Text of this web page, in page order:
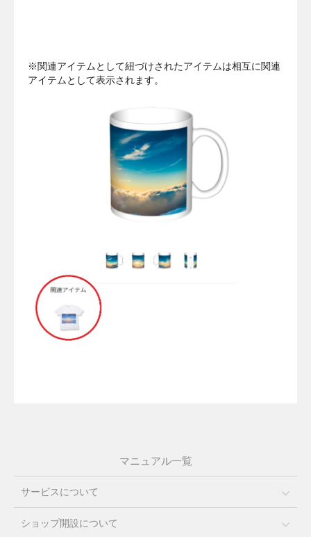
※関連アイテムとして紐づけされたアイテムは相互に関連
アイテムとして表示されます。
マニュアル一覧
サービスについて
ショップ開設について